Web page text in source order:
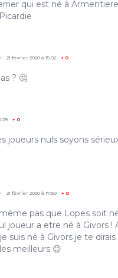
qui est né à
21 février 2020 à 15:02 + 0
? 🤔
+ 0
joueurs nuls soyons
21 février 2020 à 17:50 + 0
pas que Lopes soit
joueur a etre né à Givors !
suis né à Givors je te
meilleurs 😉